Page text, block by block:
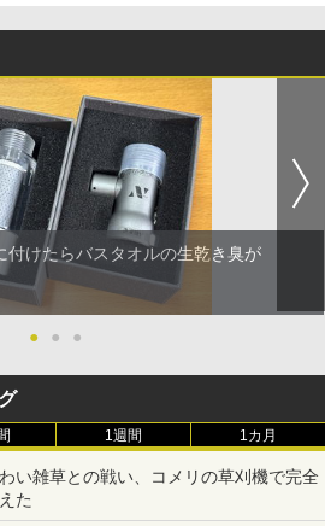
付けたらバスタオルの生乾き臭が
● ● ●
1週間 1カ月
い雑草との戦い、コメリの草刈機で完全
た